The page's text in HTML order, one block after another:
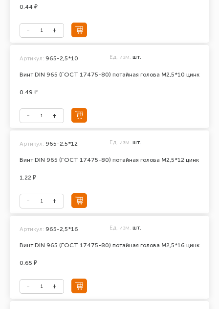
0.44 ₽
Винт DIN 965 (ГОСТ 17475-80) потайная голова М2,5*10 цинк
Артикул: 965-2,5*10 Ед. изм. шт.
0.49 ₽
Винт DIN 965 (ГОСТ 17475-80) потайная голова М2,5*12 цинк
Артикул: 965-2,5*12 Ед. изм. шт.
1.22 ₽
Винт DIN 965 (ГОСТ 17475-80) потайная голова М2,5*16 цинк
Артикул: 965-2,5*16 Ед. изм. шт.
0.65 ₽